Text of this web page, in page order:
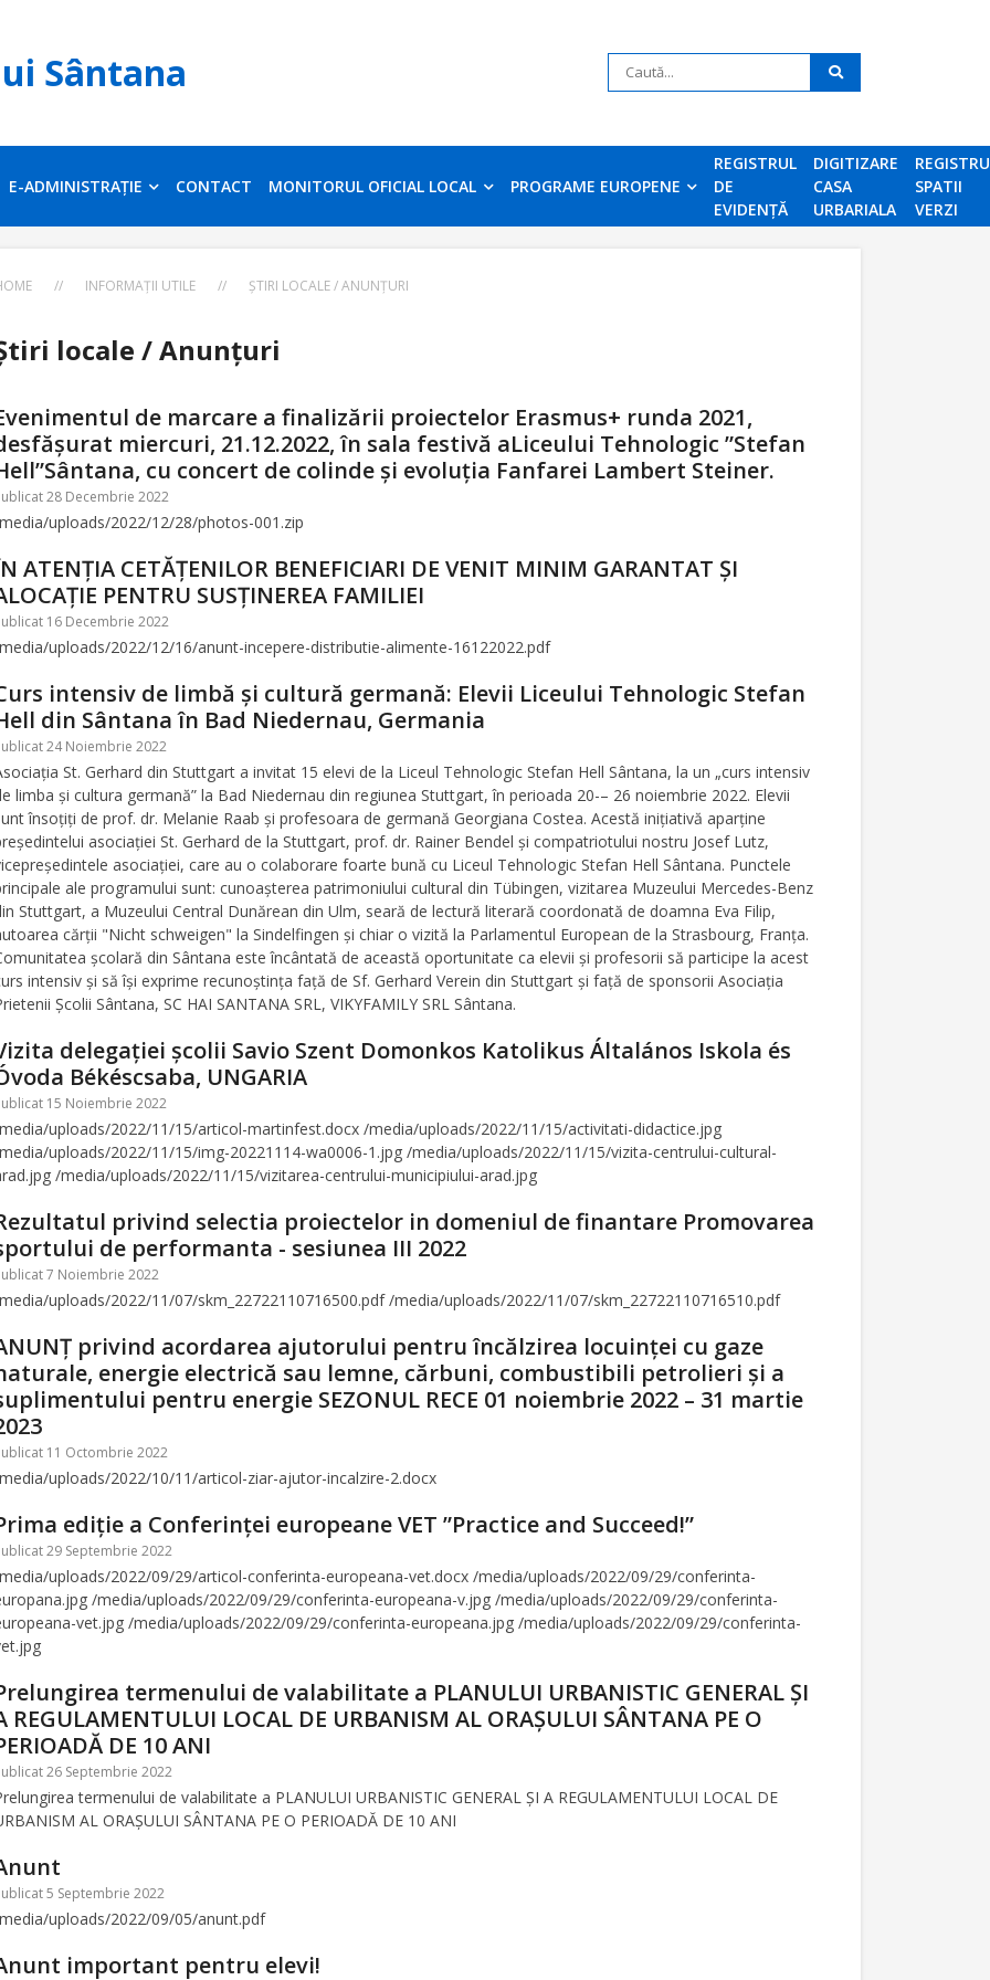
Sântana
E-ADMINISTRAȚIE CONTACT MONITORUL OFICIAL LOCAL PROGRAME EUROPENE
REGISTRUL
DE
EVIDENȚĂ
DIGITIZARE
CASA
URBARIALA
REGISTRU
SPATII
VERZI
// INFORMAȚII UTILE // ȘTIRI LOCALE / ANUNȚURI
locale / Anunțuri
de marcare a finalizării proiectelor Erasmus+ runda 2021,
miercuri, 21.12.2022, în sala festivă aLiceului Tehnologic ”Stefan
cu concert de colinde și evoluția Fanfarei Lambert Steiner.
28 Decembrie 2022
uploads/2022/12/28/photos-001.zip
ATENȚIA CETĂȚENILOR BENEFICIARI DE VENIT MINIM GARANTAT ȘI
PENTRU SUSȚINEREA FAMILIEI
16 Decembrie 2022
uploads/2022/12/16/anunt-incepere-distributie-alimente-16122022.pdf
intensiv de limbă și cultură germană: Elevii Liceului Tehnologic Stefan
din Sântana în Bad Niedernau, Germania
24 Noiembrie 2022
St. Gerhard din Stuttgart a invitat 15 elevi de la Liceul Tehnologic Stefan Hell Sântana, la un „curs intensiv
limba și cultura germană” la Bad Niedernau din regiunea Stuttgart, în perioada 20-– 26 noiembrie 2022. Elevii
însoțiți de prof. dr. Melanie Raab și profesoara de germană Georgiana Costea. Acestă inițiativă aparține
asociației St. Gerhard de la Stuttgart, prof. dr. Rainer Bendel și compatriotului nostru Josef Lutz,
asociației, care au o colaborare foarte bună cu Liceul Tehnologic Stefan Hell Sântana. Punctele
ale programului sunt: cunoașterea patrimoniului cultural din Tübingen, vizitarea Muzeului Mercedes-Benz
Stuttgart, a Muzeului Central Dunărean din Ulm, seară de lectură literară coordonată de doamna Eva Filip,
cărții "Nicht schweigen" la Sindelfingen și chiar o vizită la Parlamentul European de la Strasbourg, Franța.
școlară din Sântana este încântată de această oportunitate ca elevii și profesorii să participe la acest
intensiv și să își exprime recunoștința față de Sf. Gerhard Verein din Stuttgart și față de sponsorii Asociația
Școlii Sântana, SC HAI SANTANA SRL, VIKYFAMILY SRL Sântana.
delegației școlii Savio Szent Domonkos Katolikus Általános Iskola és
Békéscsaba, UNGARIA
15 Noiembrie 2022
uploads/2022/11/15/articol-martinfest.docx /media/uploads/2022/11/15/activitati-didactice.jpg
uploads/2022/11/15/img-20221114-wa0006-1.jpg /media/uploads/2022/11/15/vizita-centrului-cultural-
/media/uploads/2022/11/15/vizitarea-centrului-municipiului-arad.jpg
privind selectia proiectelor in domeniul de finantare Promovarea
de performanta - sesiunea III 2022
7 Noiembrie 2022
uploads/2022/11/07/skm_22722110716500.pdf /media/uploads/2022/11/07/skm_22722110716510.pdf
privind acordarea ajutorului pentru încălzirea locuinţei cu gaze
energie electrică sau lemne, cărbuni, combustibili petrolieri și a
pentru energie SEZONUL RECE 01 noiembrie 2022 – 31 martie
11 Octombrie 2022
uploads/2022/10/11/articol-ziar-ajutor-incalzire-2.docx
ediție a Conferinței europeane VET ”Practice and Succeed!”
29 Septembrie 2022
uploads/2022/09/29/articol-conferinta-europeana-vet.docx /media/uploads/2022/09/29/conferinta-
/media/uploads/2022/09/29/conferinta-europeana-v.jpg /media/uploads/2022/09/29/conferinta-
vet.jpg /media/uploads/2022/09/29/conferinta-europeana.jpg /media/uploads/2022/09/29/conferinta-
termenului de valabilitate a PLANULUI URBANISTIC GENERAL ȘI
REGULAMENTULUI LOCAL DE URBANISM AL ORAȘULUI SÂNTANA PE O
DE 10 ANI
26 Septembrie 2022
termenului de valabilitate a PLANULUI URBANISTIC GENERAL ȘI A REGULAMENTULUI LOCAL DE
AL ORAȘULUI SÂNTANA PE O PERIOADĂ DE 10 ANI
5 Septembrie 2022
uploads/2022/09/05/anunt.pdf
important pentru elevi!